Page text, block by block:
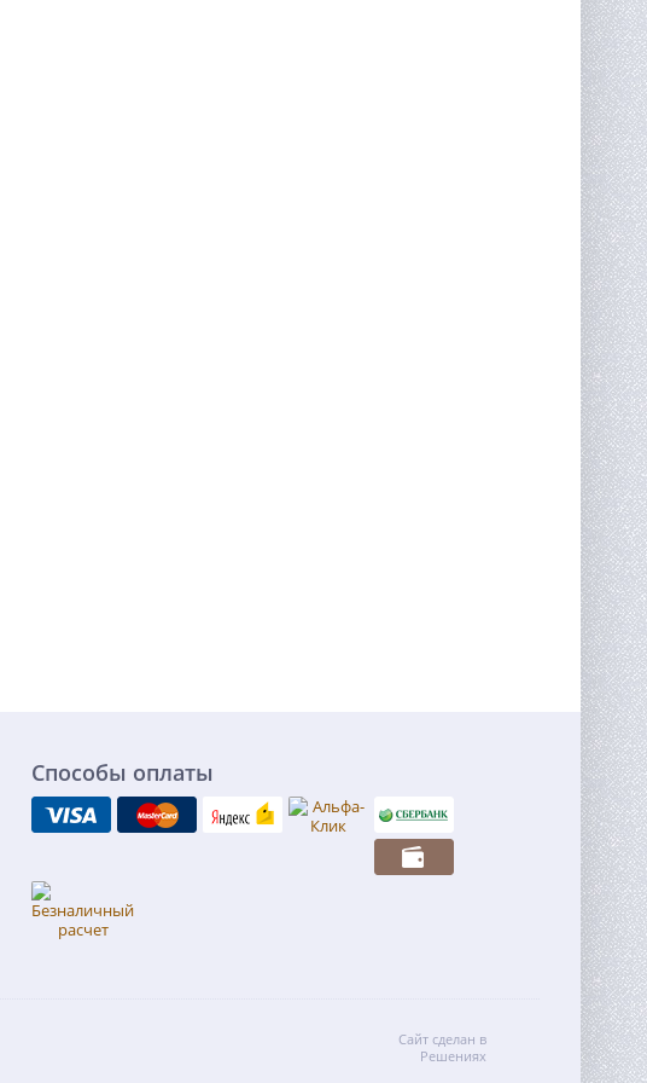
Способы оплаты
Сайт сделан в
Решениях